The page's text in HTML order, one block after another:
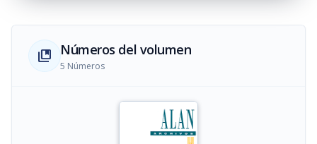
collections_bookmark Números del volumen
5 Números